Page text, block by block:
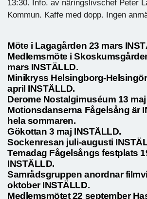
13:30. Info. av näringslivschef Peter
Kommun. Kaffe med dopp. Ingen
Möte i Lagagården 23 mars
Medlemsmöte i
mars INSTÄLLD.
Minikryss Helsingborg-
april INSTÄLLD.
Derome Nostalgimuséum 13
Motionsdanserna Fågelsång är
hela sommaren.
Gökottan 3 maj INSTÄLLD.
Sockenresan juli-augusti
Temadag Fågelsångs festplats
INSTÄLLD.
Samrådsgruppen anordnar
oktober INSTÄLLD.
Medlemsmötet 22 september